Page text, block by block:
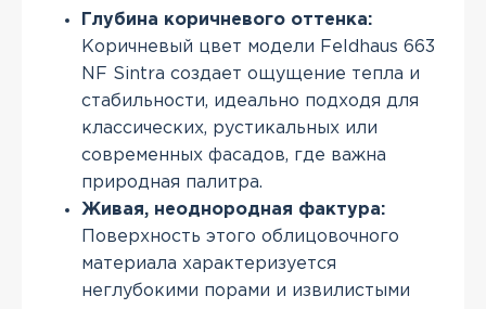
Глубина коричневого оттенка:
Коричневый цвет модели Feldhaus 663
NF Sintra создает ощущение тепла и
стабильности, идеально подходя для
классических, рустикальных или
современных фасадов, где важна
природная палитра.
Живая, неоднородная фактура:
Поверхность этого облицовочного
материала характеризуется
неглубокими порами и извилистыми